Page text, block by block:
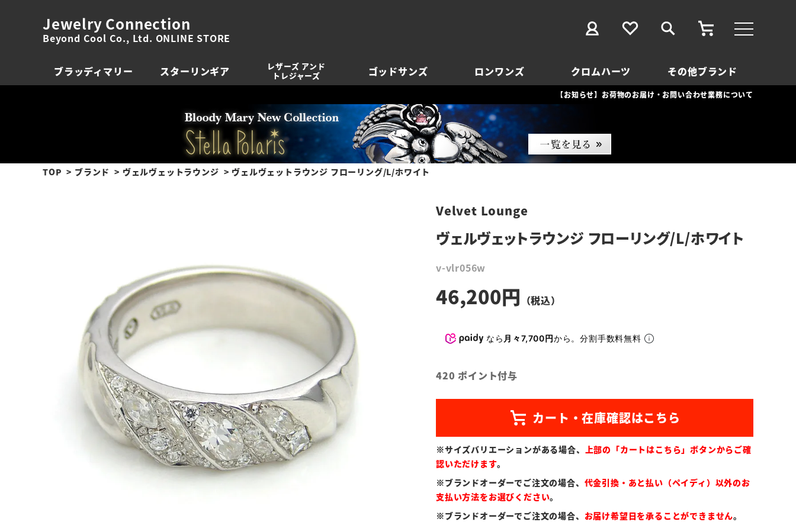
Jewelry Connection
Beyond Cool Co., Ltd. ONLINE STORE
ブラッディマリー スターリンギア
レザーズ アンド
トレジャーズ
ゴッドサンズ ロンワンズ クロムハーツ その他ブランド
【お知らせ】お荷物のお届け・お問い合わせ業務について
TOP ブランド ヴェルヴェットラウンジ ヴェルヴェットラウンジ フローリング/L/ホワイト
Velvet Lounge
ヴェルヴェットラウンジ フローリング/L/ホワイト
v-vlr056w
46,200
なら 月々7,700円から。分割手数料無料
420 ポイント付与
※サイズバリエーションがある場合、
上部の「カートはこちら」ボタンからご確
認いただけます。
※ブランドオーダーでご注文の場合、 代金引換・あと払い（ペイディ）以外のお
支払い方法をお選びください。
※ブランドオーダーでご注文の場合、 お届け希望日を承ることができません。